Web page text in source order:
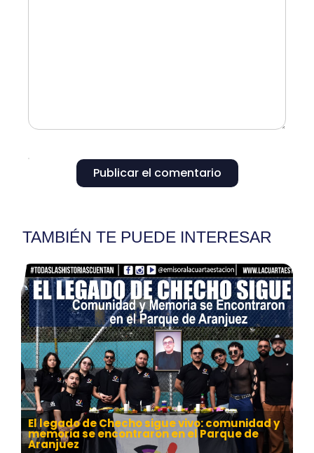
Publicar el comentario
TAMBIÉN TE PUEDE INTERESAR
El legado de Checho sigue vivo: comunidad y
memoria se encontraron en el Parque de
Aranjuez